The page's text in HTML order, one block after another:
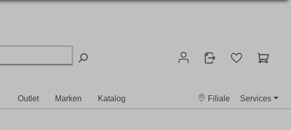
Outlet Marken Katalog Filiale Services